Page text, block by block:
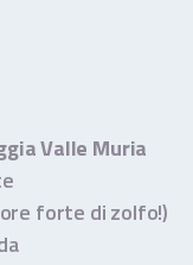
Valle Muria
forte di zolfo!)